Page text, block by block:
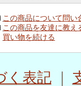
この商品について問い
この商品を友達に教え
買い物を続ける
く表記｜